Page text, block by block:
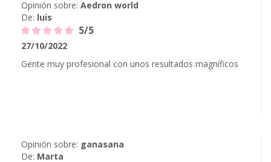
Opinión sobre: Aedron world
De: luis
5/5
27/10/2022
Gente muy profesional con unos resultados magníficos
Opinión sobre: ganasana
De: Marta